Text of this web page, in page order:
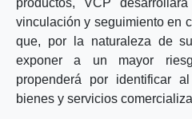
productos, VCP
vinculación y seguimiento en
que, por la naturaleza de
exponer a un mayor
propenderá por identificar
bienes y servicios